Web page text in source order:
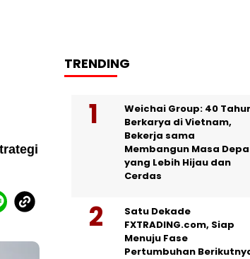
TRENDING
Weichai Group: 40
Berkarya di Vietnam,
Bekerja sama
Membangun Masa
yang Lebih Hijau dan
Cerdas
Satu Dekade
FXTRADING.com, Siap
Menuju Fase
Pertumbuhan